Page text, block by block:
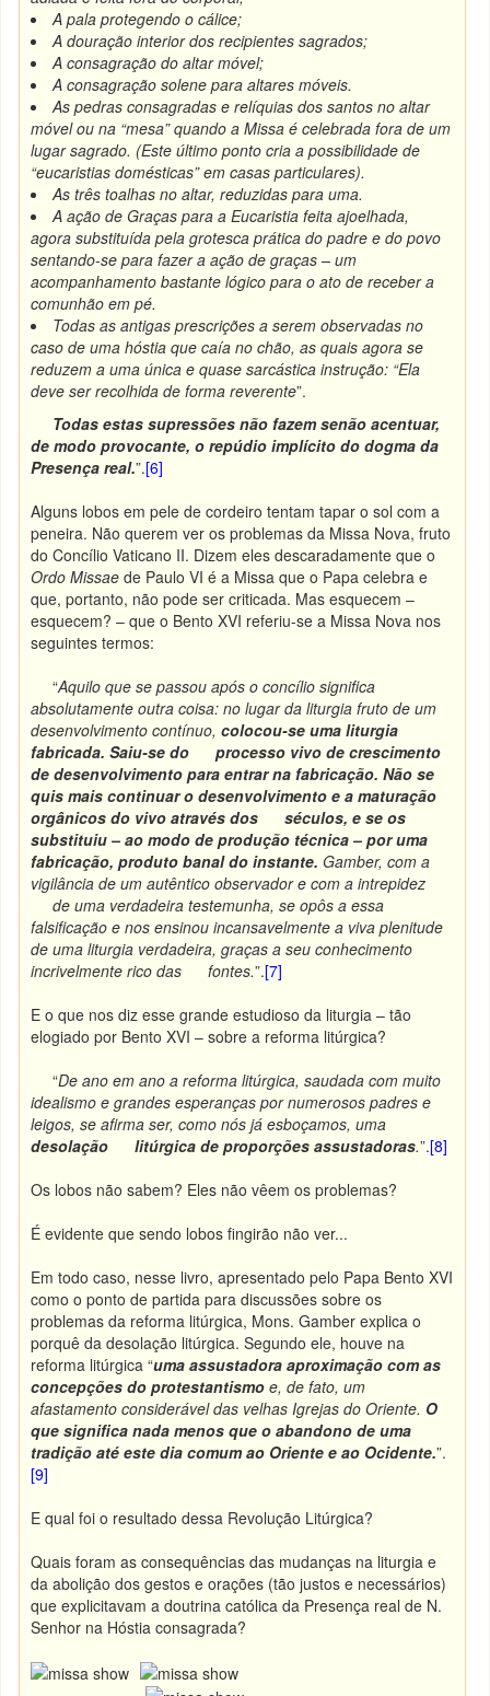
A pala protegendo o cálice;
A douração interior dos recipientes sagrados;
A consagração do altar móvel;
A consagração solene para altares móveis.
As pedras consagradas e relíquias dos santos no altar
móvel ou na “mesa” quando a Missa é celebrada fora de um
lugar sagrado. (Este último ponto cria a possibilidade de
“eucaristias domésticas” em casas particulares).
As três toalhas no altar, reduzidas para uma.
A ação de Graças para a Eucaristia feita ajoelhada,
agora substituída pela grotesca prática do padre e do povo
sentando-se para fazer a ação de graças – um
acompanhamento bastante lógico para o ato de receber a
comunhão em pé.
Todas as antigas prescrições a serem observadas no
caso de uma hóstia que caía no chão, as quais agora se
reduzem a uma única e quase sarcástica instrução: “Ela
deve ser recolhida de forma reverente”.
Todas estas supressões não fazem senão acentuar,
de modo provocante, o repúdio implícito do dogma da
Presença real.”.[6]
Alguns lobos em pele de cordeiro tentam tapar o sol com a
peneira. Não querem ver os problemas da Missa Nova, fruto
do Concílio Vaticano II. Dizem eles descaradamente que o
Ordo Missae de Paulo VI é a Missa que o Papa celebra e
que, portanto, não pode ser criticada. Mas esquecem –
esquecem? – que o Bento XVI referiu-se a Missa Nova nos
seguintes termos:
“Aquilo que se passou após o concílio significa
absolutamente outra coisa: no lugar da liturgia fruto de um
desenvolvimento contínuo,colocou-se uma liturgia
fabricada. Saiu-se do processo vivo de crescimento
de desenvolvimento para entrar na fabricação. Não se
quis mais continuar o desenvolvimento e a maturação
orgânicos do vivo através dos séculos, e se os
substituiu – ao modo de produção técnica – por uma
fabricação, produto banal do instante. Gamber, com a
vigilância de um autêntico observador e com a intrepidez
de uma verdadeira testemunha, se opôs a essa
falsificação e nos ensinou incansavelmente a viva plenitude
de uma liturgia verdadeira, graças a seu conhecimento
incrivelmente rico das fontes.”.[7]
E o que nos diz esse grande estudioso da liturgia – tão
elogiado por Bento XVI – sobre a reforma litúrgica?
“De ano em ano a reforma litúrgica, saudada com muito
idealismo e grandes esperanças por numerosos padres e
leigos, se afirma ser, como nós já esboçamos, uma
desolação litúrgica de proporções assustadoras.”.[8]
Os lobos não sabem? Eles não vêem os problemas?
É evidente que sendo lobos fingirão não ver...
Em todo caso, nesse livro, apresentado pelo Papa Bento XVI
como o ponto de partida para discussões sobre os
problemas da reforma litúrgica, Mons. Gamber explica o
porquê da desolação litúrgica. Segundo ele, houve na
reforma litúrgica “uma assustadora aproximação com as
concepções do protestantismo e, de fato, um
afastamento considerável das velhas Igrejas do Oriente. O
que significa nada menos que o abandono de uma
tradição até este dia comum ao Oriente e ao Ocidente.”.
[9]
E qual foi o resultado dessa Revolução Litúrgica?
Quais foram as consequências das mudanças na liturgia e
da abolição dos gestos e orações (tão justos e necessários)
que explicitavam a doutrina católica da Presença real de N.
Senhor na Hóstia consagrada?